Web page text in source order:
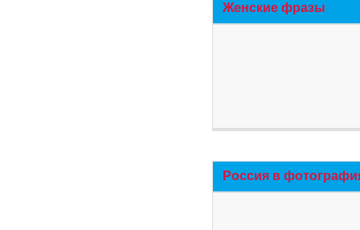
Женские фразы
Россия в